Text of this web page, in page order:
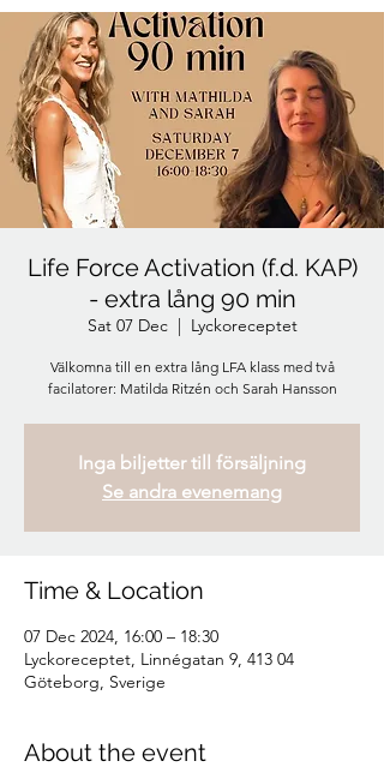
Life Force Activation (f.d. KAP)
- extra lång 90 min
Sat 07 Dec
  |
Lyckoreceptet
Välkomna till en extra lång LFA klass med två
facilatorer: Matilda Ritzén och Sarah Hansson
Inga biljetter till försäljning
Se andra evenemang
Time & Location
07 Dec 2024, 16:00 – 18:30
Lyckoreceptet, Linnégatan 9, 413 04
Göteborg, Sverige
About the event